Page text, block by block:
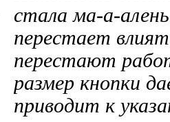
стала ма-а-
перестает
перестают
размер кнопки
приводит к